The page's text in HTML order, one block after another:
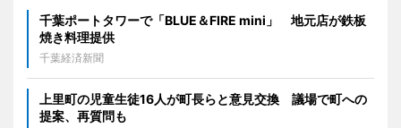
千葉ポートタワーで「BLUE＆FIRE mini」 地元店が鉄板
焼き料理提供
千葉経済新聞
上里町の児童生徒16人が町長らと意見交換 議場で町への
提案、再質問も